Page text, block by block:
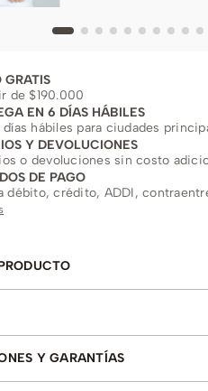
GRATIS
de $190.000
EN 6 DÍAS HÁBILES
días hábiles para ciudades
Y DEVOLUCIONES
o devoluciones sin costo
DE PAGO
débito, crédito, ADDI,
Y GARANTÍAS